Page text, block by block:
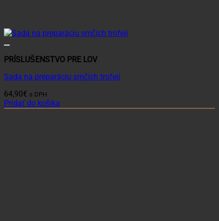
PRÍSLUŠENSTVO PRE LOV
Sada na preparáciu srnčích trofejí
64,90€ s DPH
Pridať do košíka